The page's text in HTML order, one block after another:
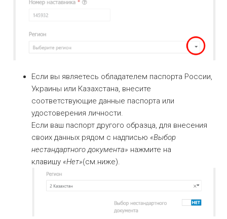
Если вы являетесь обладателем паспорта России,
Украины или Казахстана, внесите
соответствующие данные паспорта или
удостоверения личности.
Если ваш паспорт другого образца, для внесения
своих данных рядом с надписью «Выбор
нестандартного документа» нажмите на
клавишу «Нет»(см.ниже).